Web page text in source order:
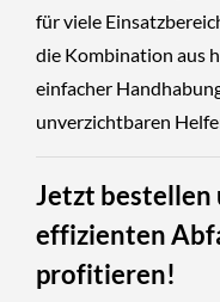
für viele
die Kombination aus
einfacher
unverzichtbaren
Jetzt bestellen
effizienten
profitieren!